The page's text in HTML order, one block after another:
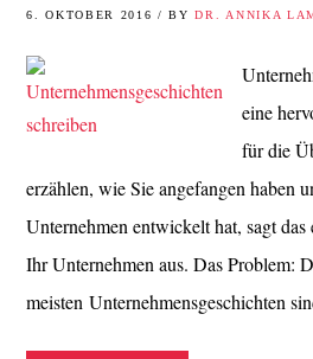
6. OKTOBER 2016 / BYDR. ANNIKA
eine
für die
erzählen, wie Sie angefangen haben
Unternehmen entwickelt hat, sagt
Ihr Unternehmen aus. Das Problem:
meisten Unternehmensgeschichten